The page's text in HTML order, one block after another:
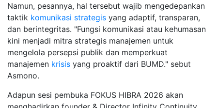
Namun, pesannya, hal tersebut wajib mengedepankan
taktik komunikasi strategis yang adaptif, transparan,
dan berintegritas. "Fungsi komunikasi atau kehumasan
kini menjadi mitra strategis manajemen untuk
mengelola persepsi publik dan memperkuat
manajemen krisis yang proaktif dari BUMD." sebut
Asmono.
Adapun sesi pembuka FOKUS HIBRA 2026 akan